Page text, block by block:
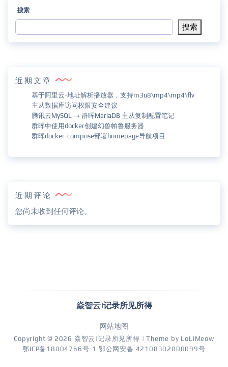
搜索
搜索
近期文章
基于阿里云-地址解析播放器，支持m3u8\mp4\mp4\flv
主从数据库访问权限安全建议
腾讯云MySQL → 群晖MariaDB 主从复制配置笔记
群晖中使用docker创建幻兽帕鲁服务器
群晖docker-compose部署homepage导航项目
近期评论
您尚未收到任何评论。
焱智云|记录所见所得
网站地图
Copyright © 2026 焱智云|记录所见所得 | Theme by LoLiMeow
鄂ICP备18004766号-1 鄂公网安备 42108302000099号